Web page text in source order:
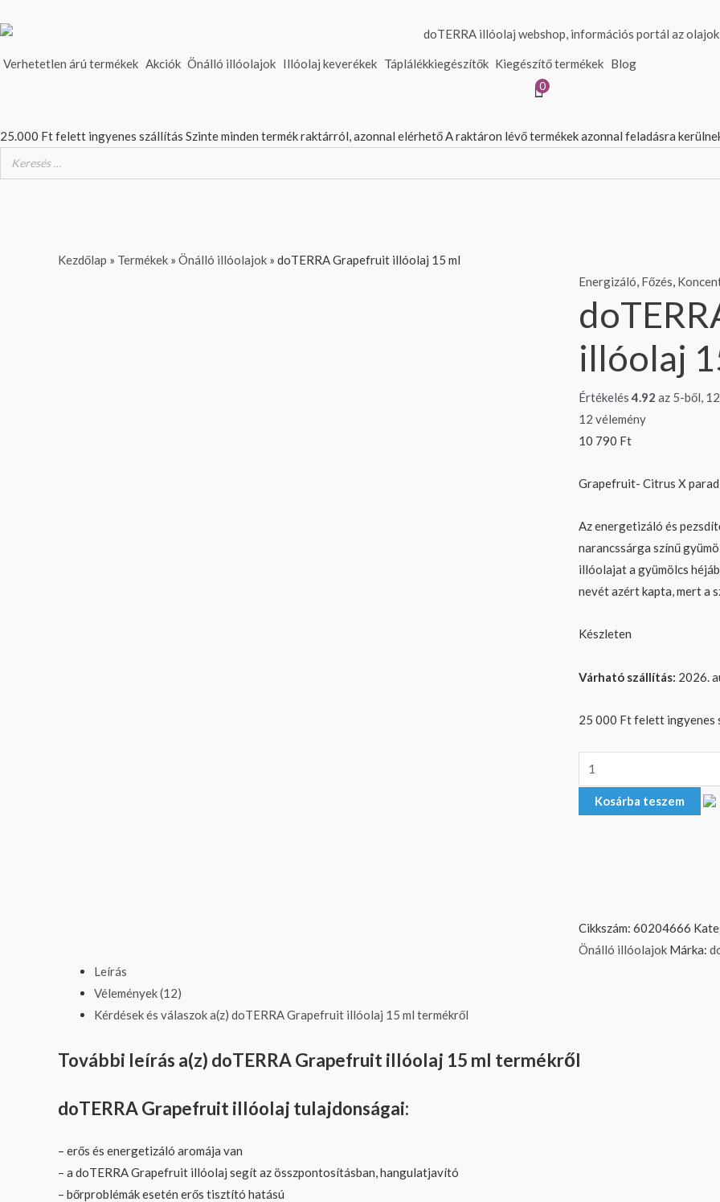
to
Verhetetlen árú termékek Akciók Önálló illóolajok Illóolaj keverékek Táplálékkiegészítők Kiegészítő termékek Blog
0
25.000 Ft felett ingyenes szállítás Szinte minden termék raktárról, azonnal elérhetőA raktáron lévő termékek azonnal feladásra
Kezdőlap » Termékek » Önálló illóolajok » doTERRA Grapefruit illóolaj 15 ml
Energizáló, Főzés,
illóolaj
Értékelés4.92 az 5-ből, 12
12 vélemény
10 790 Ft
Grapefruit- Citrus X
Az energetizáló és
narancssárga színű
illóolajat a gyümölcs
nevét azért kapta, mert a
Készleten
Várható szállítás: 2026.
25 000 Ft felett ingyenes
Grapefruit
illóolaj
15
ml
mennyiség
Kosárba teszem
Cikkszám: 60204666
Önálló illóolajok Márka:
Leírás
Vélemények (12)
Kérdések és válaszok a(z) doTERRA Grapefruit illóolaj 15 ml termékről
További leírás a(z) doTERRA Grapefruit illóolaj 15 ml termékről
doTERRA Grapefruit illóolaj tulajdonságai:
– erős és energetizáló aromája van
– a doTERRA Grapefruit illóolaj segít az összpontosításban, hangulatjavító
– bőrproblémák esetén erős tisztító hatású
Original
Current
Original
Current
Original Current